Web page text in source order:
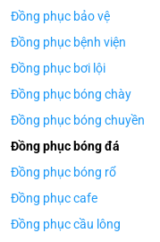
Đồng phục bảo vệ
Đồng phục bệnh viện
Đồng phục bơi lội
Đồng phục bóng chày
Đồng phục bóng chuyền
Đồng phục bóng đá
Đồng phục bóng rổ
Đồng phục cafe
Đồng phục cầu lông